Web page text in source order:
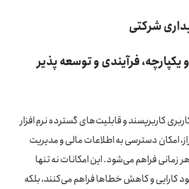
شرکتی
فرآیندی و توسعه پذیر
کاربرپسند و قابلیت‌های گسترده نرم افزار
امکان دسترسی به اطلاعات مالی و مدیریت
زمانی فراهم می‌شود. این امکانات نه تنها
کارایی و کاهش خطاها فراهم می‌کنند، بلکه